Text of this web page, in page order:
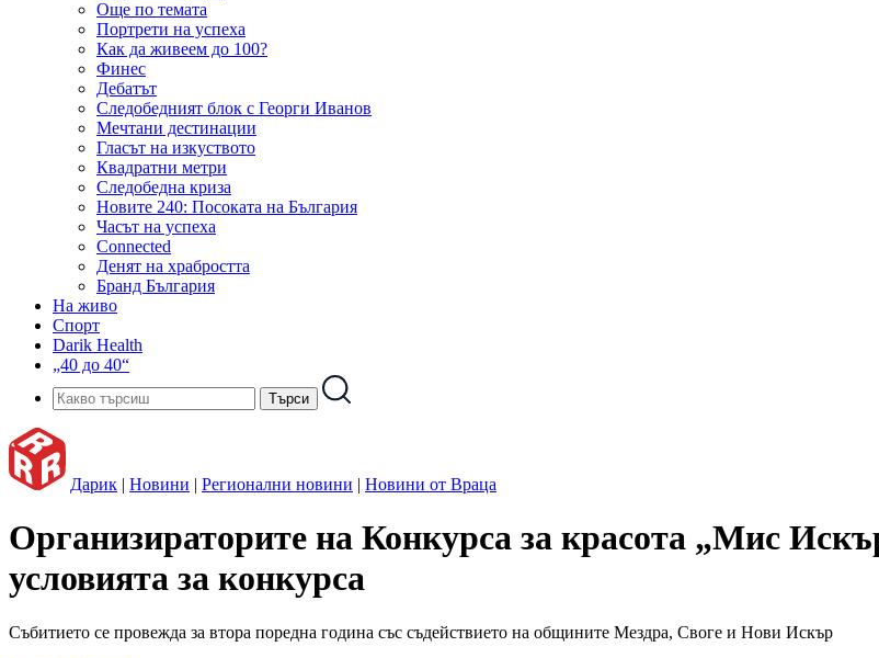
Още по темата
Портрети на успеха
Как да живеем до 100?
Финес
Дебатът
Следобедният блок с Георги Иванов
Мечтани дестинации
Гласът на изкуството
Квадратни метри
Следобедна криза
Новите 240: Посоката на България
Часът на успеха
Connected
Денят на храбростта
Бранд България
На живо
Спорт
Darik Health
„40 до 40“
Дарик | Новини | Регионални новини | Новини от Враца
Организираторите на Конкурса за красота „Мис
условията за конкурса
Събитието се провежда за втора поредна година със съдействието на общините Мездра, Своге и Нови Искър